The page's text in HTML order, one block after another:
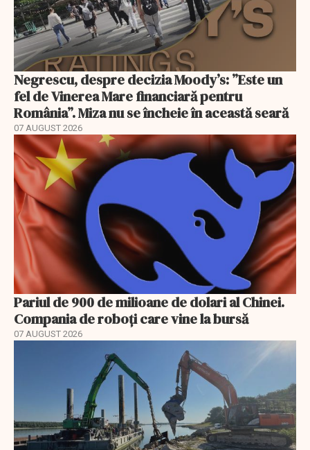
Negrescu, despre decizia Moody’s: ”Este un
fel de Vinerea Mare financiară pentru
România”. Miza nu se încheie în această seară
07 AUGUST 2026
Pariul de 900 de milioane de dolari al Chinei.
Compania de roboți care vine la bursă
07 AUGUST 2026